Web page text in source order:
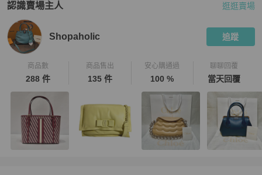
認識賣場主人
PopChill 拍拍圈嚴選賣家
逛逛賣場
Shopaholic 追蹤
商品數
288 件
商品售出
135 件
安心購通過
100 %
聊聊回覆
當天回覆